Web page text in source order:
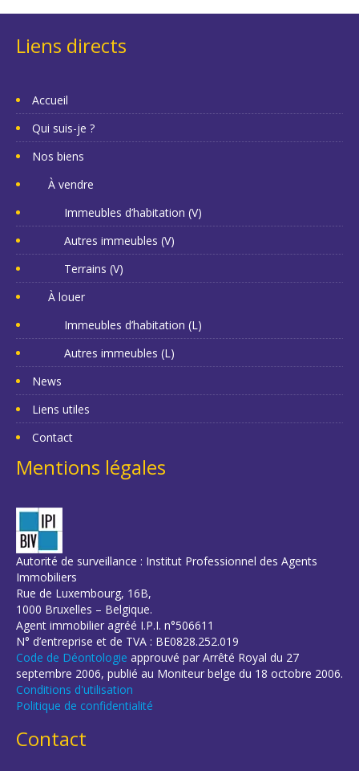
Liens directs
Accueil
Qui suis-je ?
Nos biens
À vendre
Immeubles d’habitation (V)
Autres immeubles (V)
Terrains (V)
À louer
Immeubles d’habitation (L)
Autres immeubles (L)
News
Liens utiles
Contact
Mentions légales
Autorité de surveillance : Institut Professionnel des Agents
Immobiliers
Rue de Luxembourg, 16B,
1000 Bruxelles – Belgique.
Agent immobilier agréé I.P.I. n°506611
N° d’entreprise et de TVA : BE0828.252.019
Code de Déontologie approuvé par Arrêté Royal du 27
septembre 2006, publié au Moniteur belge du 18 octobre 2006.
Conditions d'utilisation
Politique de confidentialité
Contact